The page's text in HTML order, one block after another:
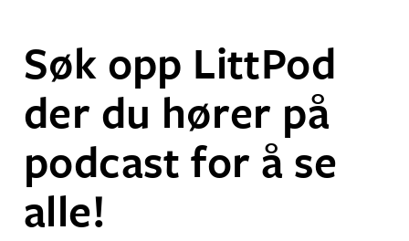
Søk opp LittPod
der du hører på
podcast for å se
alle!